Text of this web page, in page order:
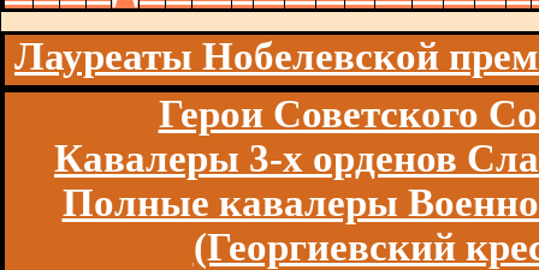
Лауреаты Нобелевской
Герои Советского
Кавалеры 3-х орденов
Полные кавалеры
(Георгиевский